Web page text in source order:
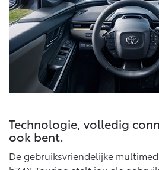
Technologie, volledig
ook bent.
De gebruiksvriendelijke